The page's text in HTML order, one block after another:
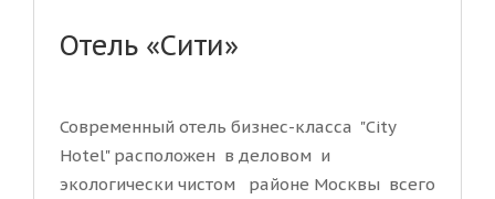
Отель «Сити»
Современный отель бизнес-класса "City
Hotel" расположен в деловом и
экологически чистом районе Москвы всего